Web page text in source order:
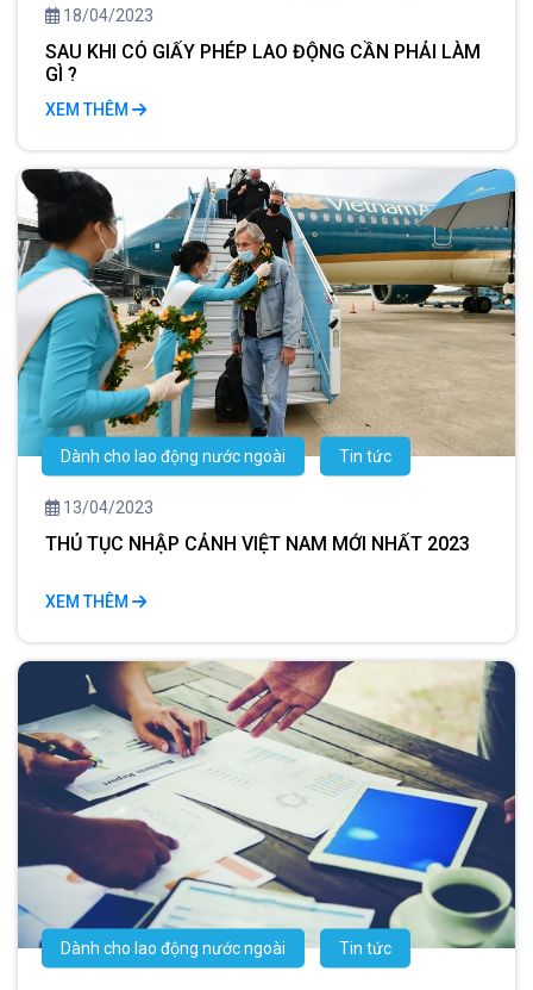
18/04/2023
SAU KHI CÓ GIẤY PHÉP LAO ĐỘNG CẦN PHẢI LÀM
GÌ ?
XEM THÊM
Dành cho lao động nước ngoài Tin tức
13/04/2023
THỦ TỤC NHẬP CẢNH VIỆT NAM MỚI NHẤT 2023
XEM THÊM
Dành cho lao động nước ngoài Tin tức